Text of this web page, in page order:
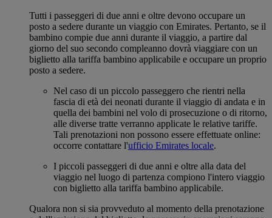
Tutti i passeggeri di due anni e oltre devono occupare un
posto a sedere durante un viaggio con Emirates. Pertanto, se il
bambino compie due anni durante il viaggio, a partire dal
giorno del suo secondo compleanno dovrà viaggiare con un
biglietto alla tariffa bambino applicabile e occupare un proprio
posto a sedere.
Nel caso di un piccolo passeggero che rientri nella
fascia di età dei neonati durante il viaggio di andata e in
quella dei bambini nel volo di prosecuzione o di ritorno,
alle diverse tratte verranno applicate le relative tariffe.
Tali prenotazioni non possono essere effettuate online:
occorre contattare l'ufficio Emirates locale.
I piccoli passeggeri di due anni e oltre alla data del
viaggio nel luogo di partenza compiono l'intero viaggio
con biglietto alla tariffa bambino applicabile.
Qualora non si sia provveduto al momento della prenotazione